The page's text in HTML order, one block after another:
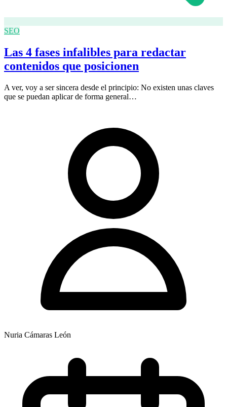
SEO
Las 4 fases infalibles para redactar
contenidos que posicionen
A ver, voy a ser sincera desde el principio: No existen unas claves
que se puedan aplicar de forma general…
Nuria Cámaras León